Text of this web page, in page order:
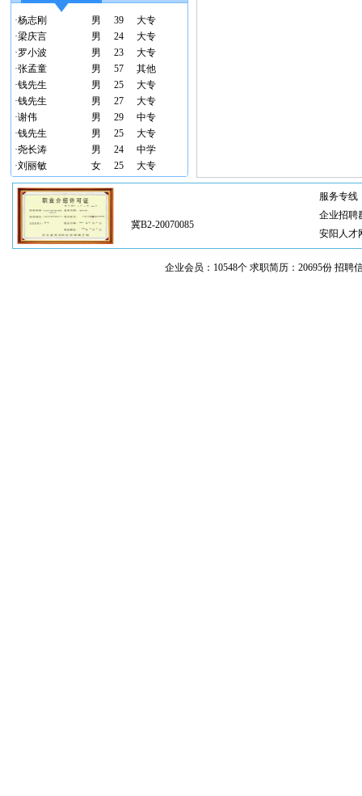
·杨志刚 男 39
大专
·梁庆言 男 24
大专
·罗小波 男 23
大专
·张孟童 男 57
其他
·钱先生 男 25
大专
·钱先生 男 27
大专
·谢伟 男 29
中专
·钱先生 男 25
大专
·尧长涛 男 24
中学
·刘丽敏 女 25 大专